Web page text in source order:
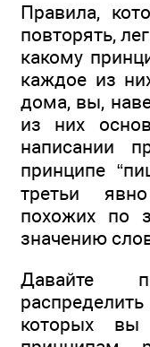
Правила,
повторять,
какому
каждое из
дома, вы,
из них
написании
принципе
третьи
похожих по
значению
Давайте
которых